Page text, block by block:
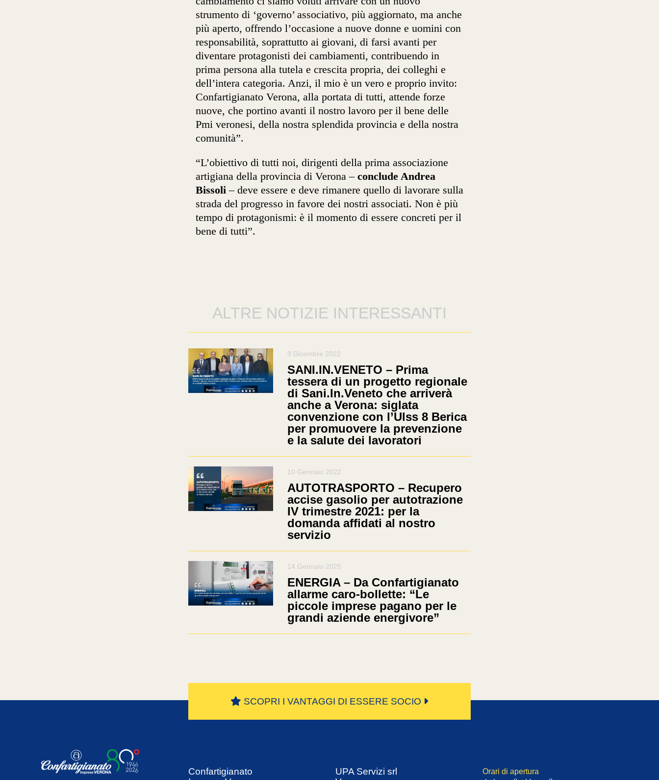
strumento di ‘governo’ associativo, più aggiornato, ma anche
più aperto, offrendo l’occasione a nuove donne e uomini con
responsabilità, soprattutto ai giovani, di farsi avanti per
diventare protagonisti dei cambiamenti, contribuendo in
prima persona alla tutela e crescita propria, dei colleghi e
dell’intera categoria. Anzi, il mio è un vero e proprio invito:
Confartigianato Verona, alla portata di tutti, attende forze
nuove, che portino avanti il nostro lavoro per il bene delle
Pmi veronesi, della nostra splendida provincia e della nostra
comunità”.
“L’obiettivo di tutti noi, dirigenti della prima associazione
artigiana della provincia di Verona – conclude Andrea
Bissoli – deve essere e deve rimanere quello di lavorare sulla
strada del progresso in favore dei nostri associati. Non è più
tempo di protagonismi: è il momento di essere concreti per il
bene di tutti”.
ALTRE NOTIZIE INTERESSANTI
9 Dicembre 2022
SANI.IN.VENETO – Prima
tessera di un progetto regionale
di Sani.In.Veneto che arriverà
anche a Verona: siglata
convenzione con l’Ulss 8 Berica
per promuovere la prevenzione
e la salute dei lavoratori
10 Gennaio 2022
AUTOTRASPORTO – Recupero
accise gasolio per autotrazione
IV trimestre 2021: per la
domanda affidati al nostro
servizio
14 Gennaio 2025
ENERGIA – Da Confartigianato
allarme caro-bollette: “Le
piccole imprese pagano per le
grandi aziende energivore”
SCOPRI I VANTAGGI DI ESSERE SOCIO
Confartigianato
UPA Servizi srl
Orari di apertura